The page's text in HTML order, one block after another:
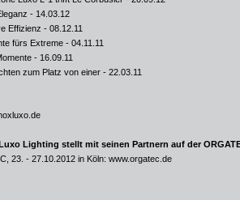
- 14.03.12
Effizienz - 08.12.11
fürs Extreme - 04.11.11
- 16.09.11
zum Platz von einer - 22.03.11
Lighting stellt mit seinen Partnern auf der
23. - 27.10.2012 in Köln: www.orgatec.de